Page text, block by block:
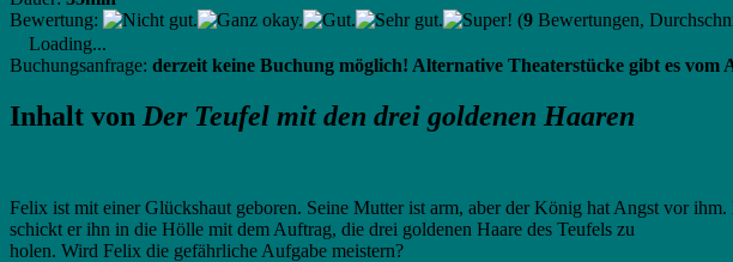
Bewertung:
(9 Bewertungen,
Loading...
Buchungsanfrage: derzeit keine Buchung möglich! Alternative Theaterstücke gibt es
Inhalt von Der Teufel mit den drei goldenen Haaren
Felix ist mit einer Glückshaut geboren. Seine Mutter ist arm, aber der König hat Angst vor
schickt er ihn in die Hölle mit dem Auftrag, die drei goldenen Haare des Teufels zu
holen. Wird Felix die gefährliche Aufgabe meistern?